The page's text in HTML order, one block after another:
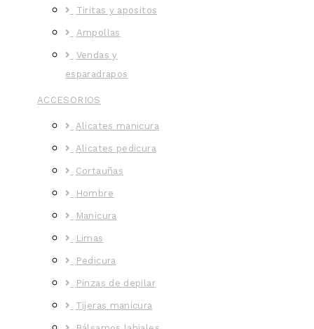
Tiritas y apositos
Ampollas
Vendas y
esparadrapos
ACCESORIOS
Alicates manicura
Alicates pedicura
Cortauñas
Hombre
Manicura
Limas
Pedicura
Pinzas de depilar
Tijeras manicura